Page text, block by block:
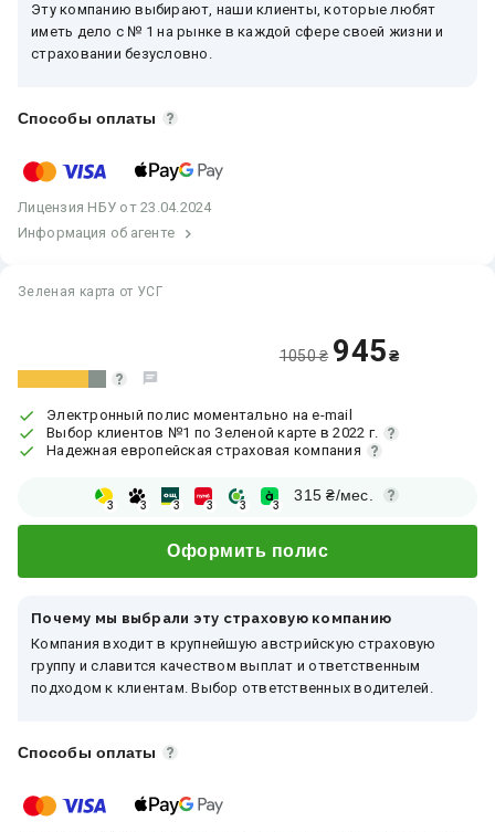
Эту компанию выбирают, наши клиенты, которые любят
иметь дело с № 1 на рынке в каждой сфере своей жизни и
страховании безусловно.
Способы оплаты
Лицензия НБУ от 23.04.2024
Информация об агенте
Зеленая карта от УСГ
Электронный полис моментально на e-mail
Выбор клиентов №1 по Зеленой карте в 2022 г.
Надежная европейская страховая компания
1050 ₴ 945₴
Оформить полис
3 3 3 3 3 3
315 ₴/мес.
Почему мы выбрали эту страховую компанию
Компания входит в крупнейшую австрийскую страховую
группу и славится качеством выплат и ответственным
подходом к клиентам. Выбор ответственных водителей.
Способы оплаты